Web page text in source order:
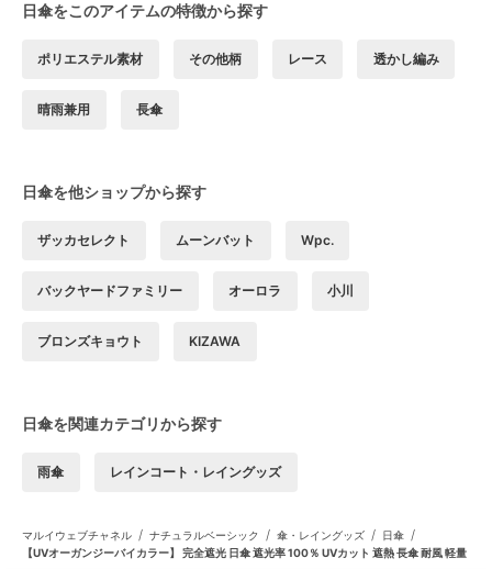
日傘をこのアイテムの特徴から探す
ポリエステル素材 その他柄 レース 透かし編み
晴雨兼用 長傘
日傘を他ショップから探す
ザッカセレクト ムーンバット Wpc.
バックヤードファミリー オーロラ 小川
ブロンズキョウト KIZAWA
日傘を関連カテゴリから探す
雨傘 レインコート・レイングッズ
マルイウェブチャネル / ナチュラルベーシック / 傘・レイングッズ / 日傘 /
【UVオーガンジーバイカラー】 完全遮光 日傘 遮光率 100％ UVカット 遮熱 長傘 耐風 軽量